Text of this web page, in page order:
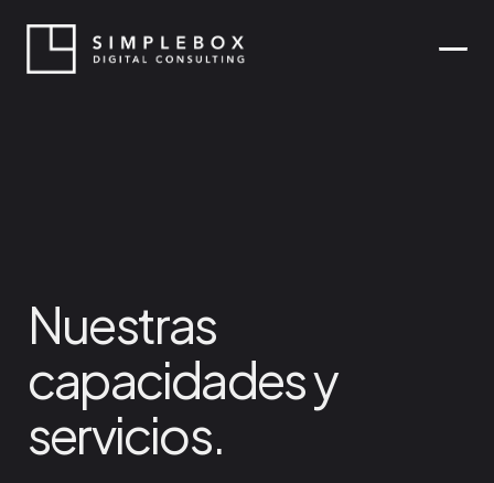
proyectos
servicios
contacto
Nuestras
capacidadesy
servicios.